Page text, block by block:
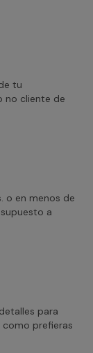
tu
no cliente de
o en menos de
a
para
como prefieras